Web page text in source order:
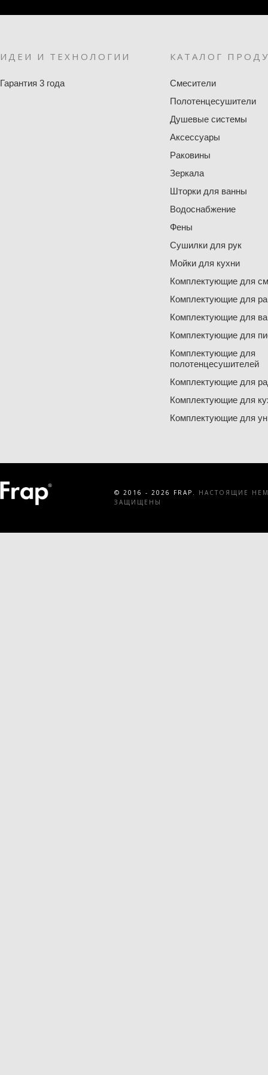
ИДЕИ И ТЕХНОЛОГИИ
Гарантия 3 года
КАТАЛОГ
Смесители
Полотенцесушители
Душевые системы
Аксессуары
Раковины
Зеркала
Шторки для ванны
Водоснабжение
Фены
Сушилки для рук
Мойки для кухни
Комплектующие для
Комплектующие для
Комплектующие для
Комплектующие для
Комплектующие для
полотенцесушителей
Комплектующие для
Комплектующие для
Комплектующие для
© 2016 - 2026 FRAP.
НАСТОЯЩИЕ
ЗАЩИЩЕНЫ